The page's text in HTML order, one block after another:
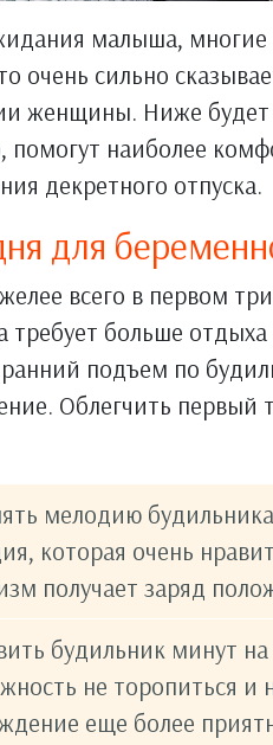
малыша,
очень сильно
женщины. Ниже будет
помогут наиболее
декретного отпуска.
для
всего в первом
требует больше
подъем по
Облегчить
мелодию
которая очень
получает заряд
будильник минут
не торопиться и
еще более